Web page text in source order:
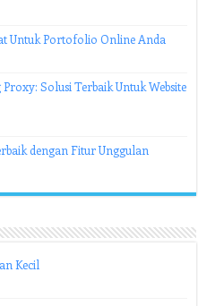
Untuk Portofolio Online Anda
Solusi Terbaik Untuk Website
dengan Fitur Unggulan
Kecil